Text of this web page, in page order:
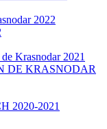
2022
Krasnodar 2021
DE KRASNODAR
2020-2021